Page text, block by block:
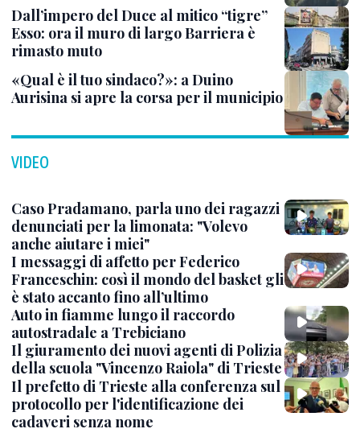
Dall’impero del Duce al mitico “tigre”
Esso: ora il muro di largo Barriera è
rimasto muto
«Qual è il tuo sindaco?»: a Duino
Aurisina si apre la corsa per il municipio
VIDEO
Caso Pradamano, parla uno dei ragazzi
denunciati per la limonata: "Volevo
anche aiutare i miei"
I messaggi di affetto per Federico
Franceschin: così il mondo del basket gli
è stato accanto fino all’ultimo
Auto in fiamme lungo il raccordo
autostradale a Trebiciano
Il giuramento dei nuovi agenti di Polizia
della scuola "Vincenzo Raiola" di Trieste
Il prefetto di Trieste alla conferenza sul
protocollo per l'identificazione dei
cadaveri senza nome